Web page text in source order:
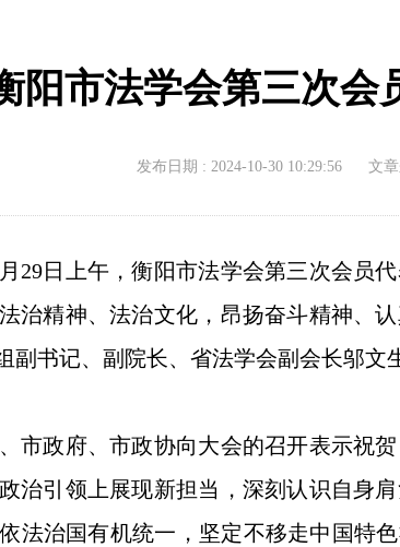
阳市法学会第三次会
发布日期 : 2024-10-30 10:29:56 文
29日上午，衡阳市法学会第三次会员
治精神、法治文化，昂扬奋斗精神、
书记、副院长、省法学会副会长邬文
政府、市政协向大会的召开表示祝
治引领上展现新担当，深刻认识自身
法治国有机统一，坚定不移走中国特